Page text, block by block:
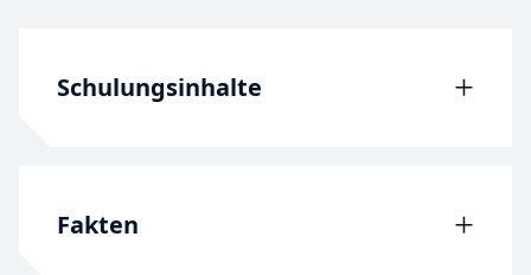
Schulungsinhalte
Lektion 2: Arbeiten mit Abwicklungen
Fakten